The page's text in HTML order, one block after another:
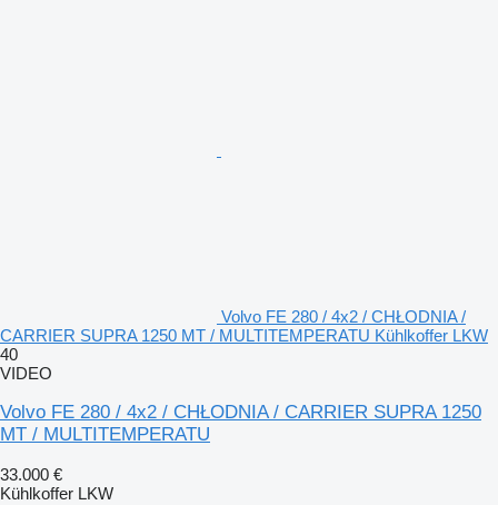
Volvo FE 280 / 4x2 / CHŁODNIA /
CARRIER SUPRA 1250 MT / MULTITEMPERATU Kühlkoffer LKW
40
VIDEO
Volvo FE 280 / 4x2 / CHŁODNIA / CARRIER SUPRA 1250
MT / MULTITEMPERATU
33.000 €
Kühlkoffer LKW